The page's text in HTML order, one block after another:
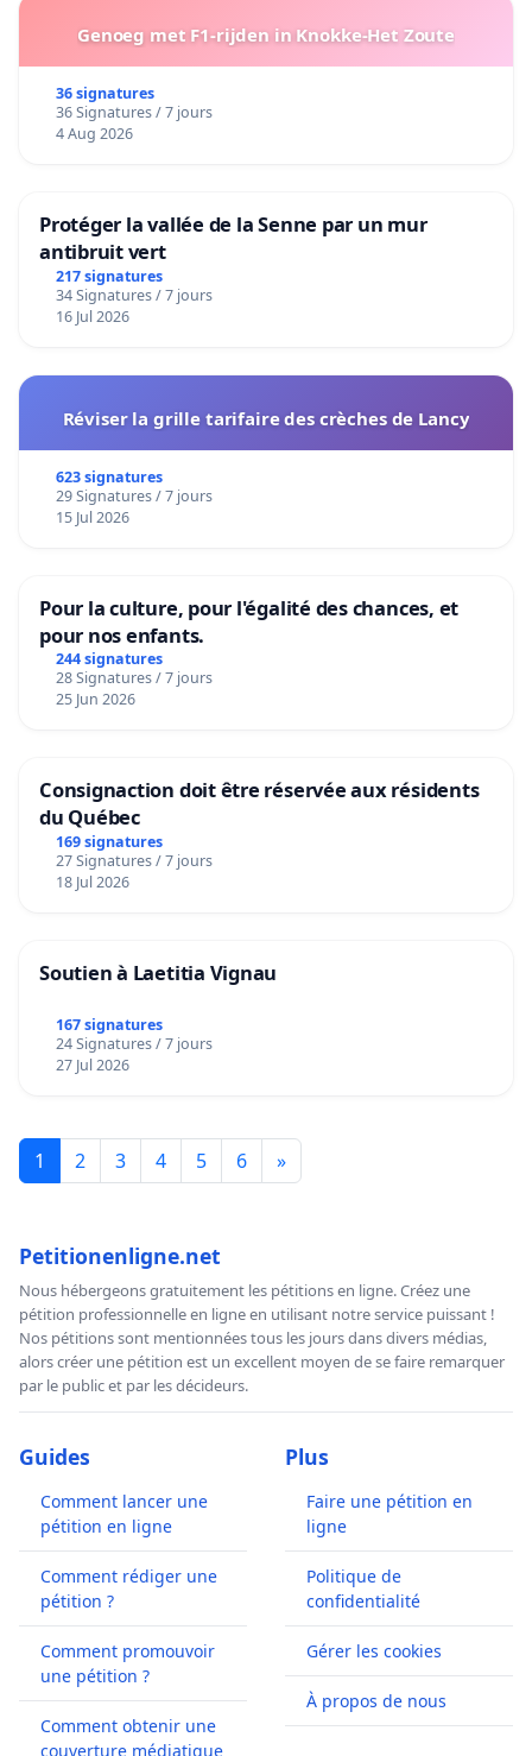
Genoeg met F1-rijden in Knokke-Het Zoute
36 signatures
36 Signatures / 7 jours
4 Aug 2026
Protéger la vallée de la Senne par un mur
antibruit vert
217 signatures
34 Signatures / 7 jours
16 Jul 2026
Réviser la grille tarifaire des crèches de Lancy
623 signatures
29 Signatures / 7 jours
15 Jul 2026
Pour la culture, pour l'égalité des chances, et
pour nos enfants.
244 signatures
28 Signatures / 7 jours
25 Jun 2026
Consignaction doit être réservée aux résidents
du Québec
169 signatures
27 Signatures / 7 jours
18 Jul 2026
Soutien à Laetitia Vignau
167 signatures
24 Signatures / 7 jours
27 Jul 2026
1 2 3 4 5 6 »
Petitionenligne.net
Nous hébergeons gratuitement les pétitions en ligne. Créez une
pétition professionnelle en ligne en utilisant notre service puissant !
Nos pétitions sont mentionnées tous les jours dans divers médias,
alors créer une pétition est un excellent moyen de se faire remarquer
par le public et par les décideurs.
Guides
Comment lancer une
pétition en ligne
Comment rédiger une
pétition ?
Comment promouvoir
une pétition ?
Comment obtenir une
couverture médiatique
Plus
Faire une pétition en
ligne
Politique de
confidentialité
Gérer les cookies
À propos de nous